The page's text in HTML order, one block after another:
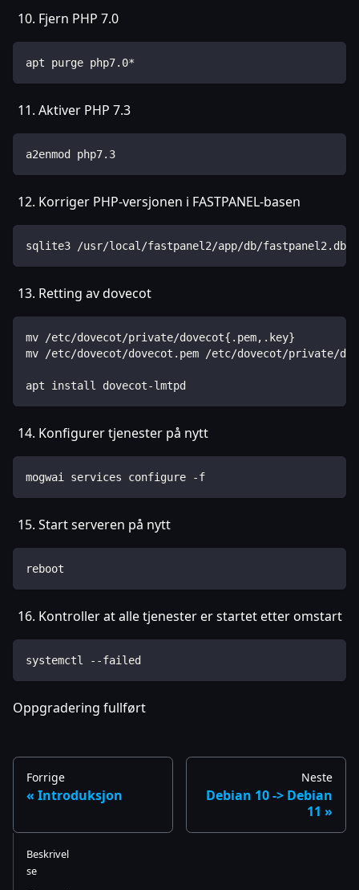
Fjern PHP 7.0
apt purge php7.0*
Aktiver PHP 7.3
a2enmod php7.3
Korriger PHP-versjonen i FASTPANEL-basen
sqlite3 /usr/local/fastpanel2/app/db/fastpanel2.db
Retting av dovecot
mv /etc/dovecot/private/dovecot{.pem,.key}
mv /etc/dovecot/dovecot.pem /etc/dovecot/private/
apt install dovecot-lmtpd
Konfigurer tjenester på nytt
mogwai services configure -f
Start serveren på nytt
reboot
Kontroller at alle tjenester er startet etter omstart
systemctl --failed
Oppgradering fullført
Forrige
Introduksjon
Neste
Debian 10 -> Debian
11
Beskrivel
se